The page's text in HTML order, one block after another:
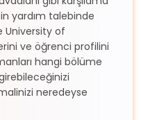
yardım talebinde
University of
ve öğrenci profilini
hangi bölüme
neredeyse